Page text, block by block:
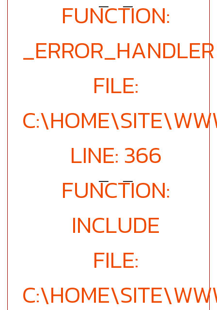
FUNCTION:
_ERROR_HANDLER
FILE:
LINE: 366
FUNCTION:
INCLUDE
FILE: